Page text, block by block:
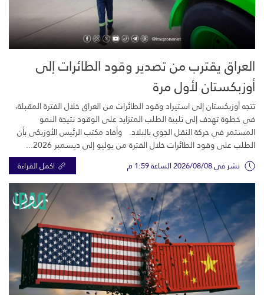
العراق يقترب من تصدير وقود الطائرات إلى
أوزبكستان لأول مرة
تتجه أوزبكستان إلى استيراد وقود الطائرات من العراق خلال الفترة المقبلة،
في خطوة تهدف إلى تلبية الطلب المتزايد على الوقود نتيجة النمو
المستمر في حركة النقل الجوي بالبلاد. وأفاد مكتب الرئيس الأوزبكي بأن
الطلب على وقود الطائرات خلال الفترة من يوليو إلى ديسمبر 2026...
نشر في 2026/08/08 الساعة 1:59 م اكمل القراءة